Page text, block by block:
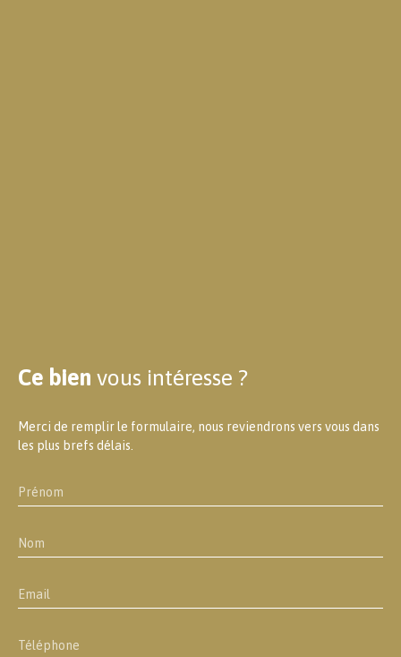
Ce bien vous intéresse ?
Merci de remplir le formulaire, nous reviendrons vers vous dans
les plus brefs délais.
Prénom
Nom
Email
Téléphone